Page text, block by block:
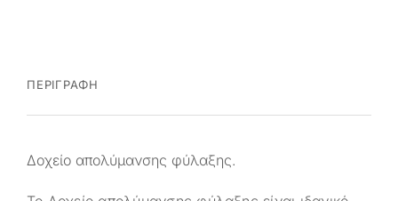
ΠΕΡΙΓΡΑΦΉ
Δοχείο απολύμανσης φύλαξης.